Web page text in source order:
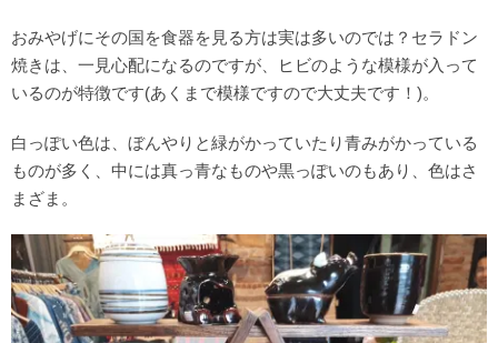
おみやげにその国を食器を見る方は実は多いのでは？セラドン
焼きは、一見心配になるのですが、ヒビのような模様が入って
いるのが特徴です(あくまで模様ですので大丈夫です！)。
白っぽい色は、ぼんやりと緑がかっていたり青みがかっている
ものが多く、中には真っ青なものや黒っぽいのもあり、色はさ
まざま。